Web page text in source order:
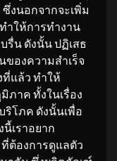
งนอกจากจะเพิ่ม
ำให้การทำงาน
รื่น ดังนั้น ปฏิเสธ
ของความสำเร็จ
ที่แล้ว ทำให้
ภาค ทั้งในเรื่อง
ริโภค ดังนั้นเพื่อ
เราอยาก
ต้องการดูแลตัว